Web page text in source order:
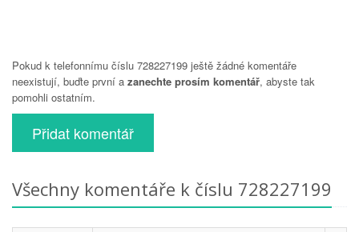
Pokud k telefonnímu číslu 728227199 ještě žádné komentáře
neexistují, buďte první a zanechte prosím komentář, abyste tak
pomohli ostatním.
Přidat komentář
Všechny komentáře k číslu 728227199